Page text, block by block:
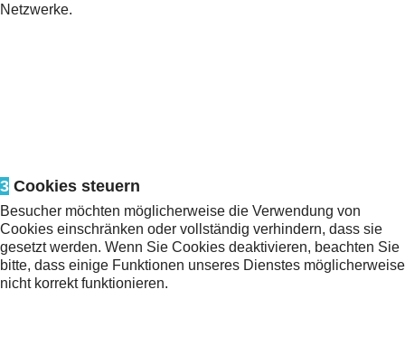
Netzwerke.
3 Cookies steuern
Besucher möchten möglicherweise die Verwendung von
Cookies einschränken oder vollständig verhindern, dass sie
gesetzt werden. Wenn Sie Cookies deaktivieren, beachten Sie
bitte, dass einige Funktionen unseres Dienstes möglicherweise
nicht korrekt funktionieren.